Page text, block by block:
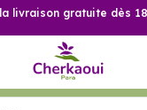
livraison gratuite dès